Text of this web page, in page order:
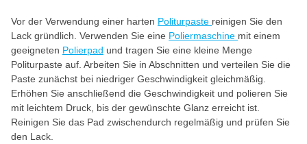
Vor der Verwendung einer harten Politurpaste reinigen Sie den
Lack gründlich. Verwenden Sie eine Poliermaschine mit einem
geeigneten Polierpad und tragen Sie eine kleine Menge
Politurpaste auf. Arbeiten Sie in Abschnitten und verteilen Sie die
Paste zunächst bei niedriger Geschwindigkeit gleichmäßig.
Erhöhen Sie anschließend die Geschwindigkeit und polieren Sie
mit leichtem Druck, bis der gewünschte Glanz erreicht ist.
Reinigen Sie das Pad zwischendurch regelmäßig und prüfen Sie
den Lack.